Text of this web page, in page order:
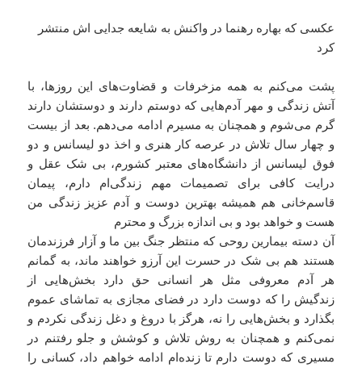
عکسی که بهاره رهنما در واکنش به شایعه جدایی اش منتشر
کرد
پشت می‌کنم به همه مزخرفات و قضاوت‌های این روزها، با
آتش زندگی و مهر آدم‌هایی که دوستم دارند و دوستشان دارند
گرم می‌شوم و همچنان به مسیرم ادامه می‌دهم. بعد از بیست
و چهار سال تلاش در عرصه کار هنری و اخذ دو لیسانس و دو
فوق لیسانس از دانشگاه‌های معتبر کشورم، بی شک عقل و
درایت کافی برای تصمیمات مهم زندگی‌ام دارم، پیمان
قاسم‌خانی هم همیشه بهترین دوست و آدم عزیز زندگی من
هست و خواهد بود و بی اندازه بزرگ و محترم
آن دسته بیمارین روحی که منتظر جنگ بین ما و آزار فرزندمان
هستند هم بی شک در حسرت این آرزو خواهند ماند، به گمانم
هر آدم معروفی مثل هر انسانی حق دارد بخش‌هایی از
زندگیش را که دوست دارد در فضای مجازی به تماشای عموم
بگذارد و بخش‌هایی را نه، هرگز با دروغ و دغل زندگی نکردم و
نمی‌کنم و همچنان به روش تلاش و کوشش و جلو رفتنم در
مسیری که دوست دارم تا زنده‌ام ادامه خواهم داد، کسانی را